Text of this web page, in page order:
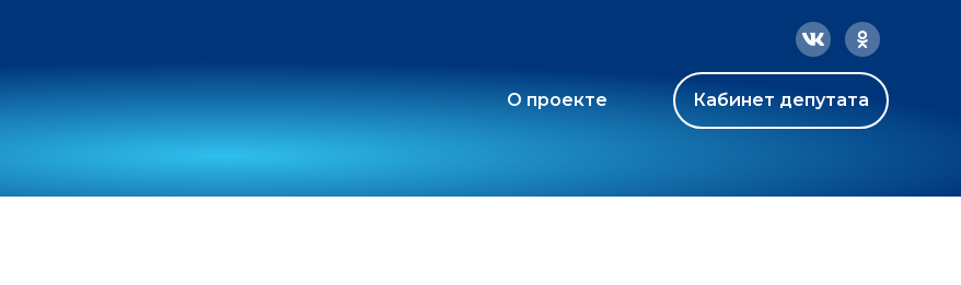
О проекте Кабинет депутата